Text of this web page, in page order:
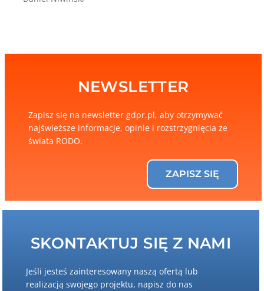
NEWSLETTER
Zapisz się na newsletter gdpr.pl, aby otrzymywać
najświeższe informacje, opinie i rozstrzygnięcia ze
świata RODO.
ZAPISZ SIĘ
SKONTAKTUJ SIĘ Z NAMI
Jeśli jesteś zainteresowany naszą ofertą lub
realizacją swojego projektu, napisz do nas